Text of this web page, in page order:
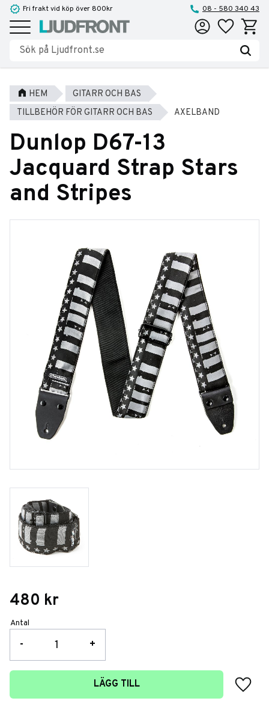
Meny
Fri frakt vid köp över 800kr 08 - 580 340 43
Favoriter
HEM
GITARR OCH BAS
TILLBEHÖR FÖR GITARR OCH BAS
AXELBAND
Dunlop D67-13
Jacquard Strap Stars
and Stripes
480 kr
Antal
+
-
LÄGG TILL
Lägg